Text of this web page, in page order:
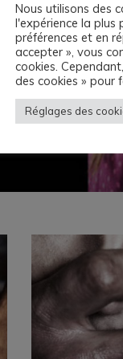
Nous utilisons des
l'expérience la plus
préférences et en
accepter », vous
cookies.
des cookies » pour
Réglages des